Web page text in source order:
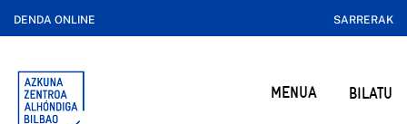
DENDA ONLINE SARRERAK
MENUA BILATU